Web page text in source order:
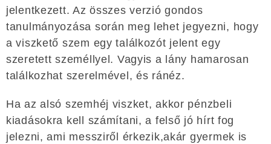
jelentkezett. Az összes verzió gondos
tanulmányozása során meg lehet jegyezni, hogy
a viszkető szem egy találkozót jelent egy
szeretett személlyel. Vagyis a lány hamarosan
találkozhat szerelmével, és ránéz.
Ha az alsó szemhéj viszket, akkor pénzbeli
kiadásokra kell számítani, a felső jó hírt fog
jelezni, ami messziről érkezik,akár gyermek is